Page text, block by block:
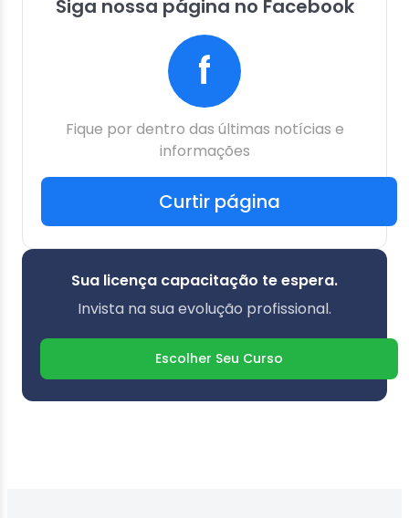
Siga nossa página no Facebook
f
Fique por dentro das últimas notícias e
informações
Curtir página
Sua licença capacitação te espera.
Invista na sua evolução profissional.
Escolher Seu Curso